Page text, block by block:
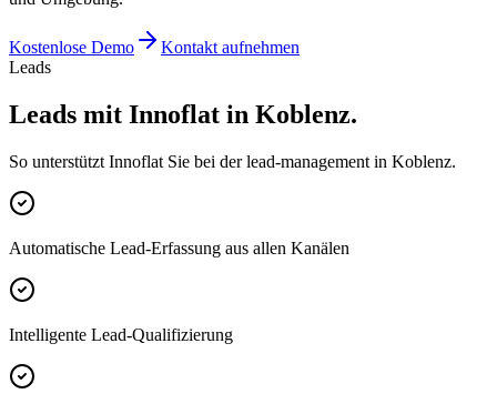
Kostenlose Demo
Kontakt aufnehmen
Leads
Leads mit Innoflat in Koblenz.
So unterstützt Innoflat Sie bei der lead-management in Koblenz.
Automatische Lead-Erfassung aus allen Kanälen
Intelligente Lead-Qualifizierung